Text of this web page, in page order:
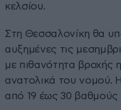
κελσίου.
Στη Θεσσαλονίκη θα
αυξημένες τις
με πιθανότητα βροχής
ανατολικά του νομού.
από 19 έως 30 βαθμούς